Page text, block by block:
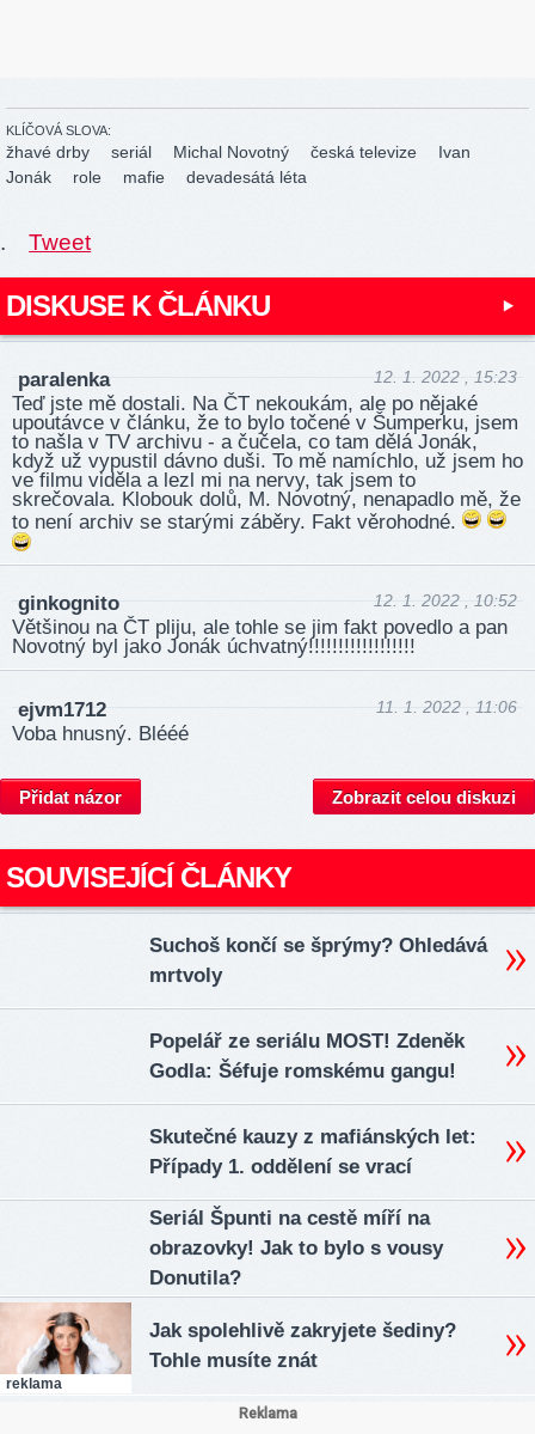
KLÍČOVÁ SLOVA:
žhavé drby seriál Michal Novotný česká televize
Ivan
Jonák
role mafie devadesátá léta
. Tweet
DISKUSE K ČLÁNKU
paralenka 12. 1. 2022 , 15:23
Teď jste mě dostali. Na ČT nekoukám, ale po nějaké
upoutávce v článku, že to bylo točené v Šumperku, jsem
to našla v TV archivu - a čučela, co tam dělá Jonák,
když už vypustil dávno duši. To mě namíchlo, už jsem ho
ve filmu viděla a lezl mi na nervy, tak jsem to
skrečovala. Klobouk dolů, M. Novotný, nenapadlo mě, že
to není archiv se starými záběry. Fakt věrohodné.
ginkognito 12. 1. 2022 , 10:52
Většinou na ČT pliju, ale tohle se jim fakt povedlo a pan
Novotný byl jako Jonák úchv­atný!­!!!!!!­!!!!!!­!!!!!
ejvm1712 11. 1. 2022 , 11:06
Voba hnusný. Blééé
Přidat názor Zobrazit celou diskuzi
SOUVISEJÍCÍ ČLÁNKY
Suchoš končí se šprýmy? Ohledává
mrtvoly
Popelář ze seriálu MOST! Zdeněk
Godla: Šéfuje romskému gangu!
Skutečné kauzy z mafiánských let:
Případy 1. oddělení se vrací
Seriál Špunti na cestě míří na
obrazovky! Jak to bylo s vousy
Donutila?
reklama
Jak spolehlivě zakryjete šediny?
Tohle musíte znát